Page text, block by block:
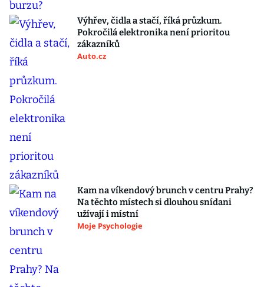
Výhřev, čidla a stačí, říká průzkum.
Pokročilá elektronika není prioritou
zákazníků
Auto.cz
Kam na víkendový brunch v centru Prahy?
Na těchto místech si dlouhou snídani
užívají i místní
Moje Psychologie